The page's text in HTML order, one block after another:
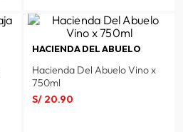
HACIENDA DEL ABUELO
Hacienda Del Abuelo Vino x
750ml
S/ 20.90